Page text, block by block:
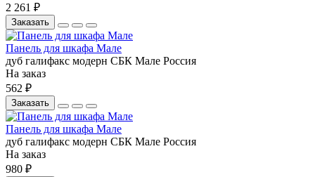
2 261 ₽
Заказать
Панель для шкафа Мале
дуб галифакс модерн СБК Мале Россия
На заказ
562 ₽
Заказать
Панель для шкафа Мале
дуб галифакс модерн СБК Мале Россия
На заказ
980 ₽